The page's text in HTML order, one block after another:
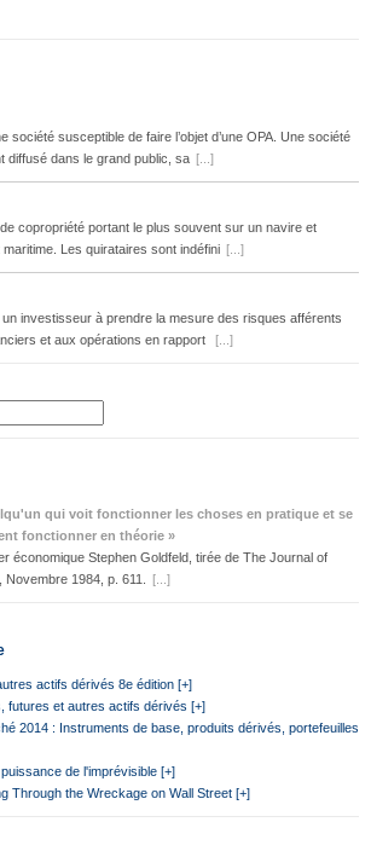
société susceptible de faire l’objet d’une OPA. Une société
diffusé dans le grand public, sa [...]
copropriété portant le plus souvent sur un navire et
Les quirataires sont indéfini [...]
investisseur à prendre la mesure des risques afférents
et aux opérations en rapport
[...]
qui voit fonctionner les choses en pratique et se
fonctionner en théorie »
économique Stephen Goldfeld, tirée de The Journal of
1984, p. 611.
[...]
actifs dérivés 8e édition [+]
futures et autres actifs dérivés [+]
2014 : Instruments de base, produits dérivés, portefeuilles
de l'imprévisible [+]
Through the Wreckage on Wall Street [+]